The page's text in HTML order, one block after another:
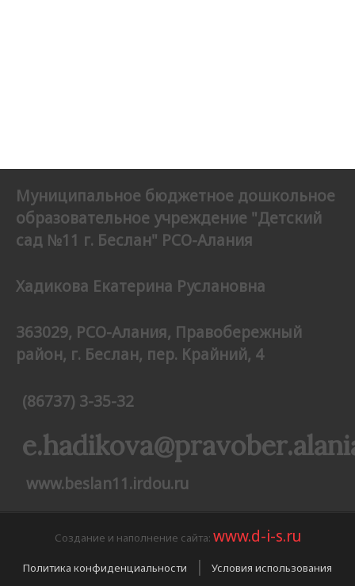
Муниципальное бюджетное дошкольное
образовательное учреждение "Детский
сад №11 г. Беслан" РСО-Алания
Хадикова Екатерина Руслановна
363029, РСО-Алания, Правобережный
район, г. Беслан, пер. Крайний, 4
(86737) 3-35-32
www.beslan11.irdou.ru
Создание и наполнение сайта: www.d-i-s.ru
Политика конфиденциальности | Условия использования